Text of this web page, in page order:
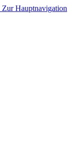
Zur Hauptnavigation